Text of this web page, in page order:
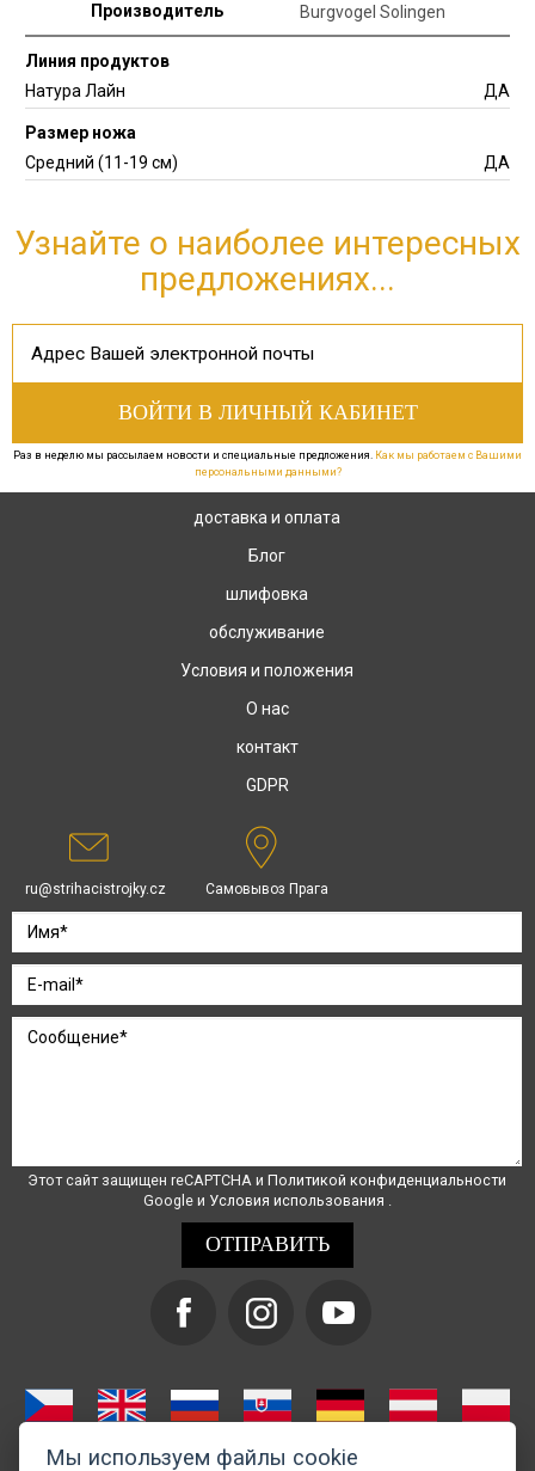
Производитель
Burgvogel Solingen
Линия продуктов
Натура Лайн
ДА
Размер ножа
Средний (11-19 см)
ДА
Узнайте о наиболее интересных
предложениях...
Раз в неделю мы рассылаем новости и специальные предложения. Как мы работаем с Вашими
персональными данными?
доставка и оплата
Блог
шлифовка
обслуживание
Условия и положения
О нас
контакт
GDPR
ru@strihacistrojky.cz Самовывоз Прага
Этот сайт защищен reCAPTCHA и Политикой конфиденциальности
Google и Условия использования .
Мы используем файлы cookie